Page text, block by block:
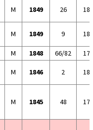
M 1849 26
M 1849 9
M 1848 66/82
M 1846 2
M 1845 48